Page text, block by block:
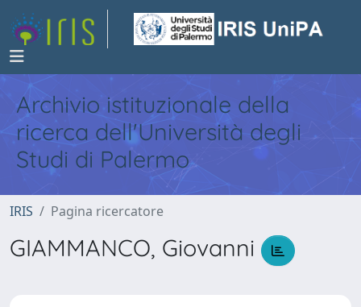
Archivio istituzionale della
ricerca dell'Università degli
Studi di Palermo
IRIS Pagina ricercatore
GIAMMANCO, Giovanni